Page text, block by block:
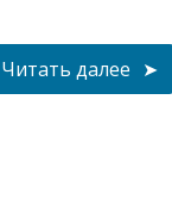
Читать далее